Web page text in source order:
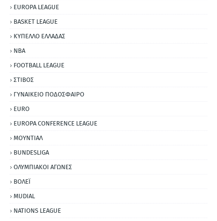
EUROPA LEAGUE
BASKET LEAGUE
ΚΥΠΕΛΛΟ ΕΛΛΑΔΑΣ
NBA
FOOTBALL LEAGUE
ΣΤΙΒΟΣ
ΓΥΝΑΙΚΕΙΟ ΠΟΔΟΣΦΑΙΡΟ
EURO
EUROPA CONFERENCE LEAGUE
ΜΟΥΝΤΙΑΛ
BUNDESLIGA
ΟΛΥΜΠΙΑΚΟΙ ΑΓΩΝΕΣ
ΒΟΛΕΪ
MUDIAL
NATIONS LEAGUE